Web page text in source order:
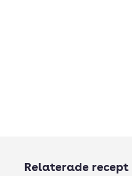
Relaterade recept